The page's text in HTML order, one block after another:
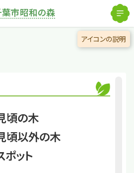
頃の木
頃以外の木
ポット
葉市昭和の森
サザンカ(園芸種)
ンカ(園芸種)
解除
アイコンの説明